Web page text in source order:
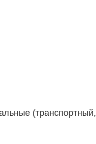
(транспортный,